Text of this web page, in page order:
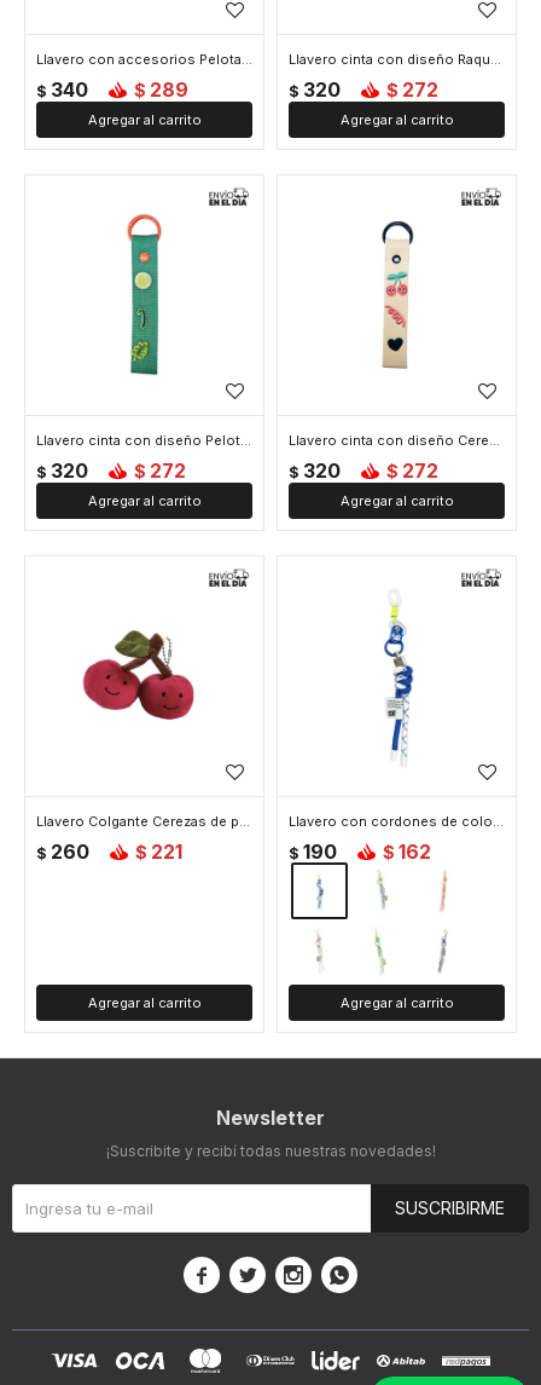
Llavero con accesorios Pelota Tennis - Violeta
$ 340 $ 289
Llavero cinta con diseño Raqueta de Tennis - Beige
$ 320 $ 272
Llavero cinta con diseño Pelota de Tennis - Verde
$ 320 $ 272
Llavero cinta con diseño Cerezas - Blanco
$ 320 $ 272
Llavero Colgante Cerezas de peluche - Fucsia
$ 260 $ 221
Llavero con cordones de colores - Azul
$ 190 $ 162
Newsletter
¡Suscribite y recibí todas nuestras novedades!
SUSCRIBIRME
   